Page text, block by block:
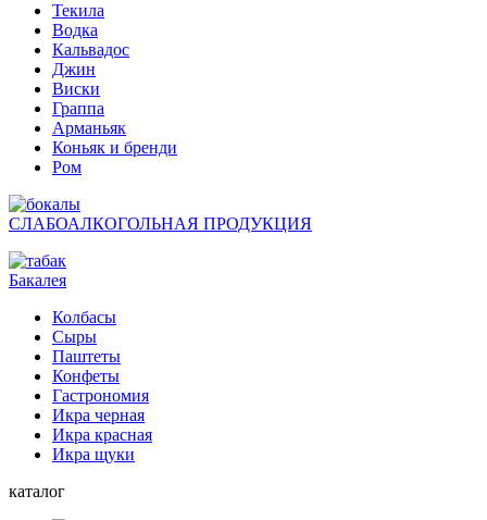
Текила
Водка
Кальвадос
Джин
Виски
Граппа
Арманьяк
Коньяк и бренди
Ром
СЛАБОАЛКОГОЛЬНАЯ ПРОДУКЦИЯ
Бакалея
Колбасы
Сыры
Паштеты
Конфеты
Гастрономия
Икра черная
Икра красная
Икра щуки
каталог